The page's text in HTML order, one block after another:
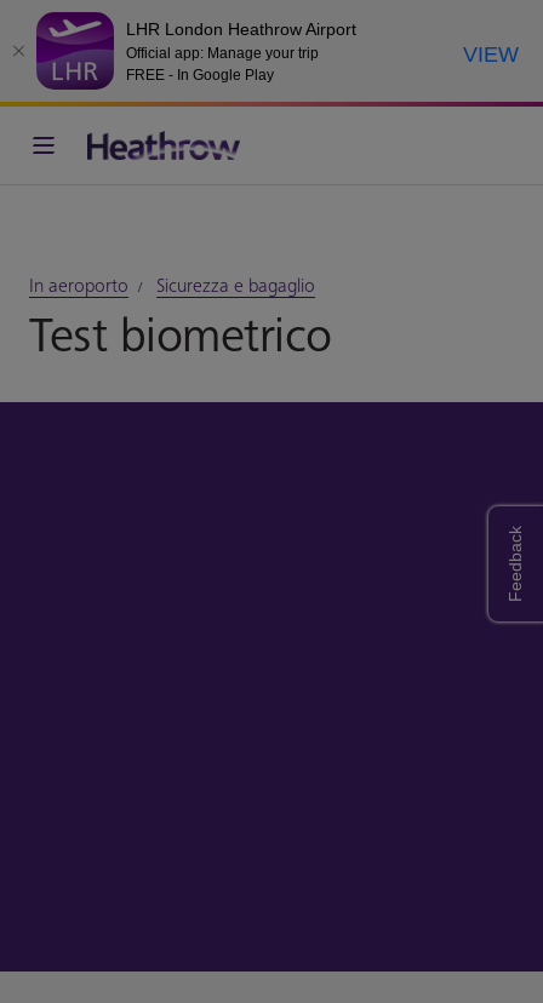
LHR London Heathrow Airport
Official app: Manage your trip
FREE - In Google Play
VIEW
In aeroporto Sicurezza e bagaglio
Test biometrico
Feedback